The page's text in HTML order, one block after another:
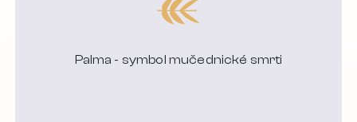
Palma - symbol mučednické smrti